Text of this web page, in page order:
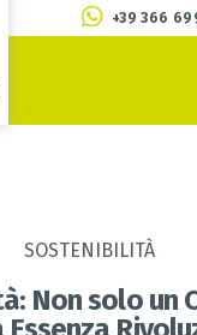
+39 366
SOSTENIBILITÀ
Non solo un